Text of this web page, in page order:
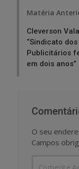
Matéria
Cleverson
“Sindicato dos
Publicitários
em dois anos”
O seu
Campos